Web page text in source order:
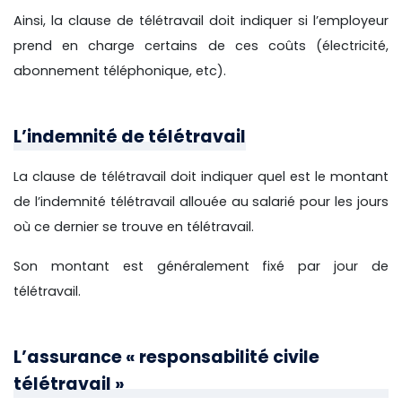
Ainsi, la clause de télétravail doit indiquer si l’employeur
prend en charge certains de ces coûts (électricité,
abonnement téléphonique, etc).
L’indemnité de télétravail
La clause de télétravail doit indiquer quel est le montant
de l’indemnité télétravail allouée au salarié pour les jours
où ce dernier se trouve en télétravail.
Son montant est généralement fixé par jour de
télétravail.
L’assurance « responsabilité civile
télétravail »